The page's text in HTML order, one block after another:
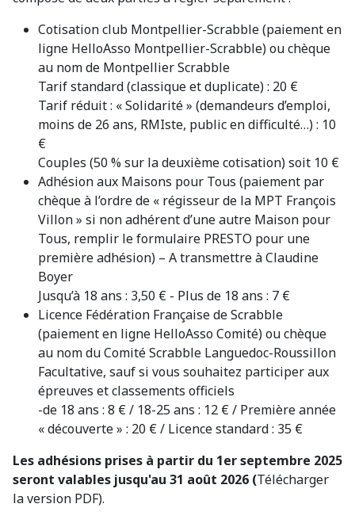
Cotisation club Montpellier-Scrabble (paiement en
ligne HelloAsso Montpellier-Scrabble) ou chèque
au nom de Montpellier Scrabble
Tarif standard (classique et duplicate) : 20 €
Tarif réduit : « Solidarité » (demandeurs d’emploi,
moins de 26 ans, RMIste, public en difficulté…) : 10
€
Couples (50 % sur la deuxième cotisation) soit 10 €
Adhésion aux Maisons pour Tous (paiement par
chèque à l’ordre de « régisseur de la MPT François
Villon » si non adhérent d’une autre Maison pour
Tous, remplir le formulaire PRESTO pour une
première adhésion) – A transmettre à Claudine
Boyer
Jusqu’à 18 ans : 3,50 € - Plus de 18 ans : 7 €
Licence Fédération Française de Scrabble
(paiement en ligne HelloAsso Comité) ou chèque
au nom du Comité Scrabble Languedoc-Roussillon
Facultative, sauf si vous souhaitez participer aux
épreuves et classements officiels
-de 18 ans : 8 € / 18-25 ans : 12 € / Première année
« découverte » : 20 € / Licence standard : 35 €
Les adhésions prises à partir du 1er septembre 2025
seront valables jusqu'au 31 août 2026 (Télécharger
la version PDF).